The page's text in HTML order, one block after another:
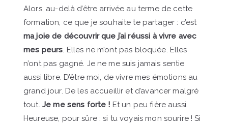
Alors, au-delà d’être arrivée au terme de cette
formation, ce que je souhaite te partager : c’est
ma joie de découvrir que j’ai réussi à vivre avec
mes peurs. Elles ne m’ont pas bloquée. Elles
n’ont pas gagné. Je ne me suis jamais sentie
aussi libre. D’être moi, de vivre mes émotions au
grand jour. De les accueillir et d’avancer malgré
tout. Je me sens forte ! Et un peu fière aussi.
Heureuse, pour sûre : si tu voyais mon sourire ! Si